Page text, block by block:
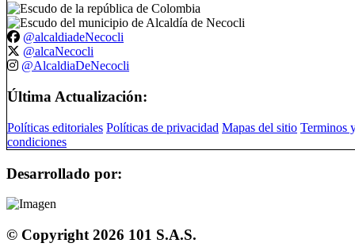
@alcaldiadeNecocli
@alcaNecocli
@AlcaldiaDeNecocli
Última Actualización:
Políticas editoriales Políticas de privacidad Mapas del sitio Terminos
condiciones
Desarrollado por:
© Copyright 2026 101 S.A.S.